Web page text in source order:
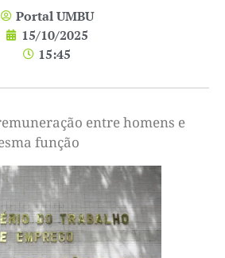
Portal UMBU
15/10/2025
15:45
entre homens e
função